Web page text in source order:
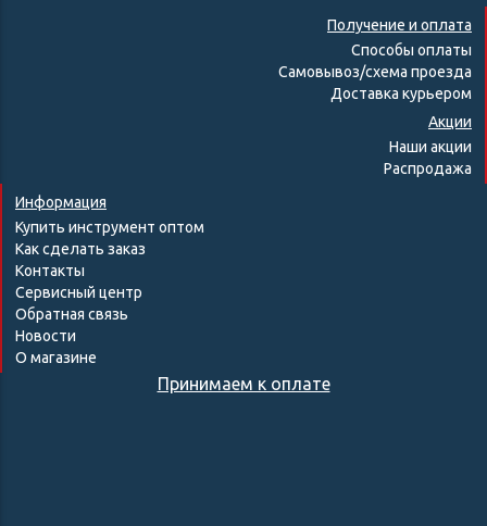
Получение и оплата
Способы оплаты
Самовывоз/схема проезда
Доставка курьером
Акции
Наши акции
Распродажа
Информация
Купить инструмент оптом
Как сделать заказ
Контакты
Сервисный центр
Обратная связь
Новости
О магазине
Принимаем к оплате